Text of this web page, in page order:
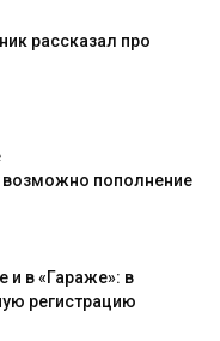
рассказал про
возможно пополнение
и в «Гараже»: в
регистрацию